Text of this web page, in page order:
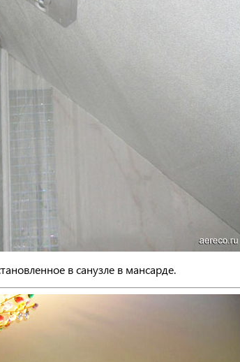
в санузле в мансарде.